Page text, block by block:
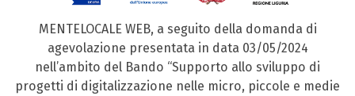
MENTELOCALE WEB, a seguito della domanda di
agevolazione presentata in data 03/05/2024
nell’ambito del Bando “Supporto allo sviluppo di
progetti di digitalizzazione nelle micro, piccole e medie